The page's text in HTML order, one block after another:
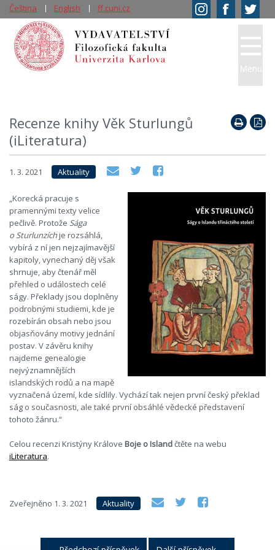
Recenze knihy Věk Sturlungů
(iLiteratura)
1. 3. 2021 Aktuality
„Korecká pracuje s
pramennými texty velice
pečlivě. Protože Sága
o Sturlunzíchje rozsáhlá,
vybírá z ní jen nejzajímavější
kapitoly, vynechaný děj však
shrnuje, aby čtenář měl
přehled o událostech celé
ságy. Překlady jsou doplněny
podrobnými studiemi, kde je
rozebírán obsah nebo jsou
objasňovány motivy jednání
postav. V závěru knihy
najdeme genealogie
nejvýznamnějších
islandských rodů a na mapě
vyznačená území, kde sídlily. Vychází tak nejen první český překlad
ság o současnosti, ale také první obsáhlé vědecké představení
tohoto žánru.“
Celou recenzi Kristýny Králove Boje o Islandčtěte na webu
iLiteratura.
Zveřejněno 1. 3. 2021 Aktuality
Menu
Čeština English ff.cuni.cz